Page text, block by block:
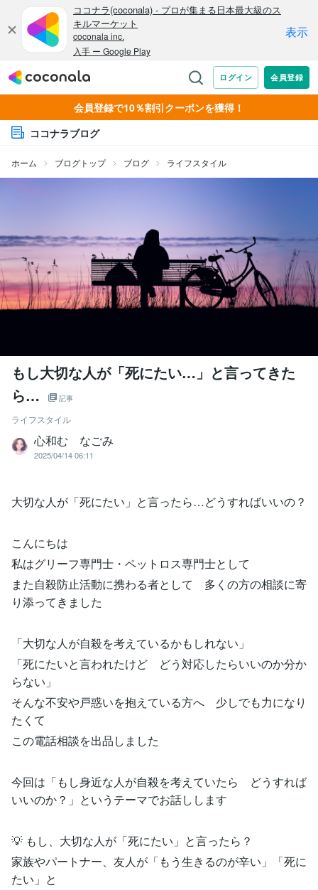
会員登録で10％割引クーポンを獲得！
ココナラブログ
ホーム ブログトップ ブログ ライフスタイル
もし大切な人が「死にたい…」と言ってきた
ら…
記事
ライフスタイル
心和む なごみ
2025/04/14 06:11
大切な人が「死にたい」と言ったら…どうすればいいの？
こんにちは
私はグリーフ専門士・ペットロス専門士として
また自殺防止活動に携わる者として 多くの方の相談に寄
り添ってきました
「大切な人が自殺を考えているかもしれない」
「死にたいと言われたけど どう対応したらいいのか分か
らない」
そんな不安や戸惑いを抱えている方へ 少しでも力になり
たくて
この電話相談を出品しました
今回は「もし身近な人が自殺を考えていたら どうすれば
いいのか？」というテーマでお話しします
💡 もし、大切な人が「死にたい」と言ったら？
家族やパートナー、友人が「もう生きるのが辛い」「死に
たい」と